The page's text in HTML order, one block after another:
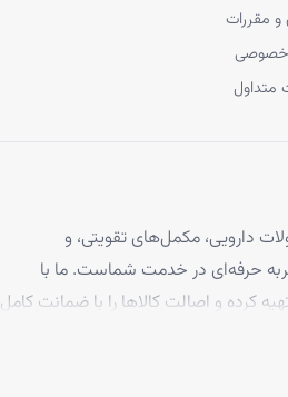
و مقررات
خصوصی
متداول
دارویی، مکمل‌های تقویتی، و
و درمانی پوست و مو، با بیش از ۴ سال تجربه حرفه‌ای در خدمت شماست. ما با
کرده و اصالت کالاها را با ضمانت کامل
برخوردارند، تا بتوانید با